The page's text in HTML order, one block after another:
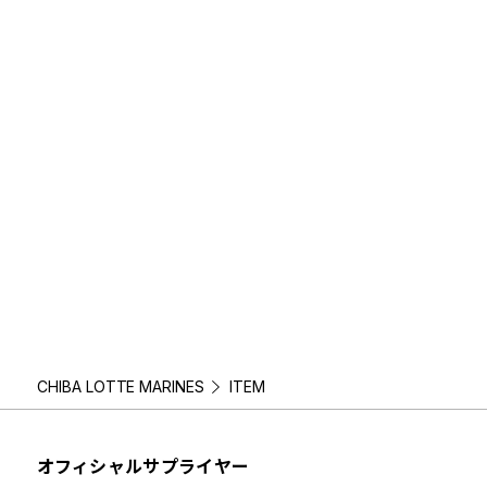
CHIBA LOTTE MARINES ITEM
オフィシャルサプライヤー